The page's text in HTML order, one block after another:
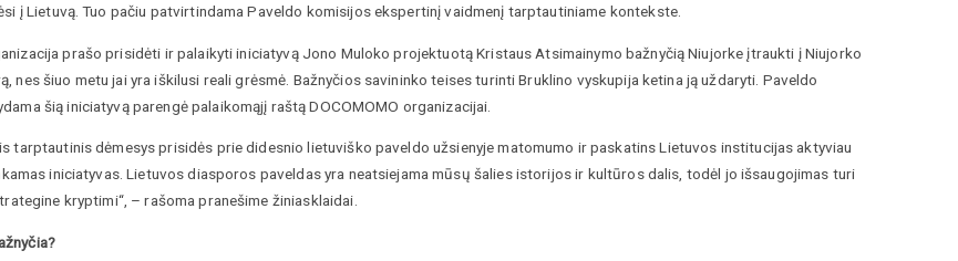
į Lietuvą. Tuo pačiu patvirtindama Paveldo komisijos ekspertinį vaidmenį tarptautiniame kontekste.
prašo prisidėti ir palaikyti iniciatyvą Jono Muloko projektuotą Kristaus Atsimainymo bažnyčią Niujorke įtraukti į Niujorko
nes šiuo metu jai yra iškilusi reali grėsmė. Bažnyčios savininko teises turinti Bruklino vyskupija ketina ją uždaryti. Paveldo
šią iniciatyvą parengė palaikomąjį raštą DOCOMOMO organizacijai.
tarptautinis dėmesys prisidės prie didesnio lietuviško paveldo užsienyje matomumo ir paskatins Lietuvos institucijas aktyviau
iniciatyvas. Lietuvos diasporos paveldas yra neatsiejama mūsų šalies istorijos ir kultūros dalis, todėl jo išsaugojimas turi
kryptimi“, – rašoma pranešime žiniasklaidai.